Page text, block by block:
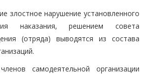
злостное нарушение установленного
наказания, решением совета
(отряда) выводятся из состава
самодеятельной организации